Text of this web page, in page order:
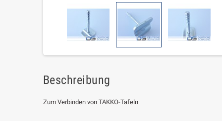
Beschreibung
Zum Verbinden von TAKKO-Tafeln